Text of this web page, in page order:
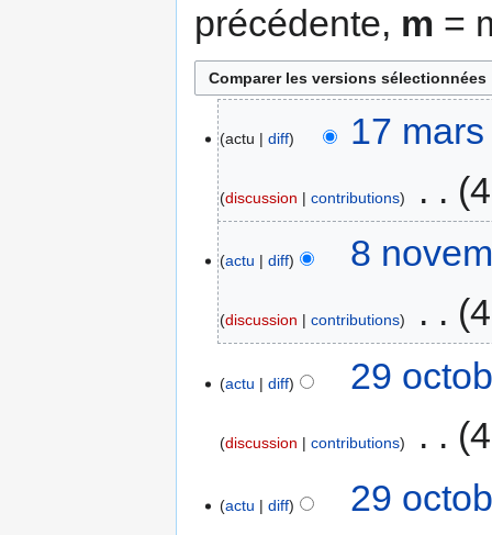
précédente, m =
actu diff 17
discussion contributions
actu diff 8
discussion contributions
actu diff 29
discussion contributions
actu diff 29